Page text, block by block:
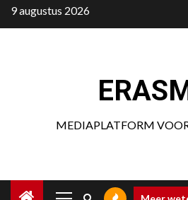
Ga
naar
9 augustus 2026
MEDIAPLATFORM